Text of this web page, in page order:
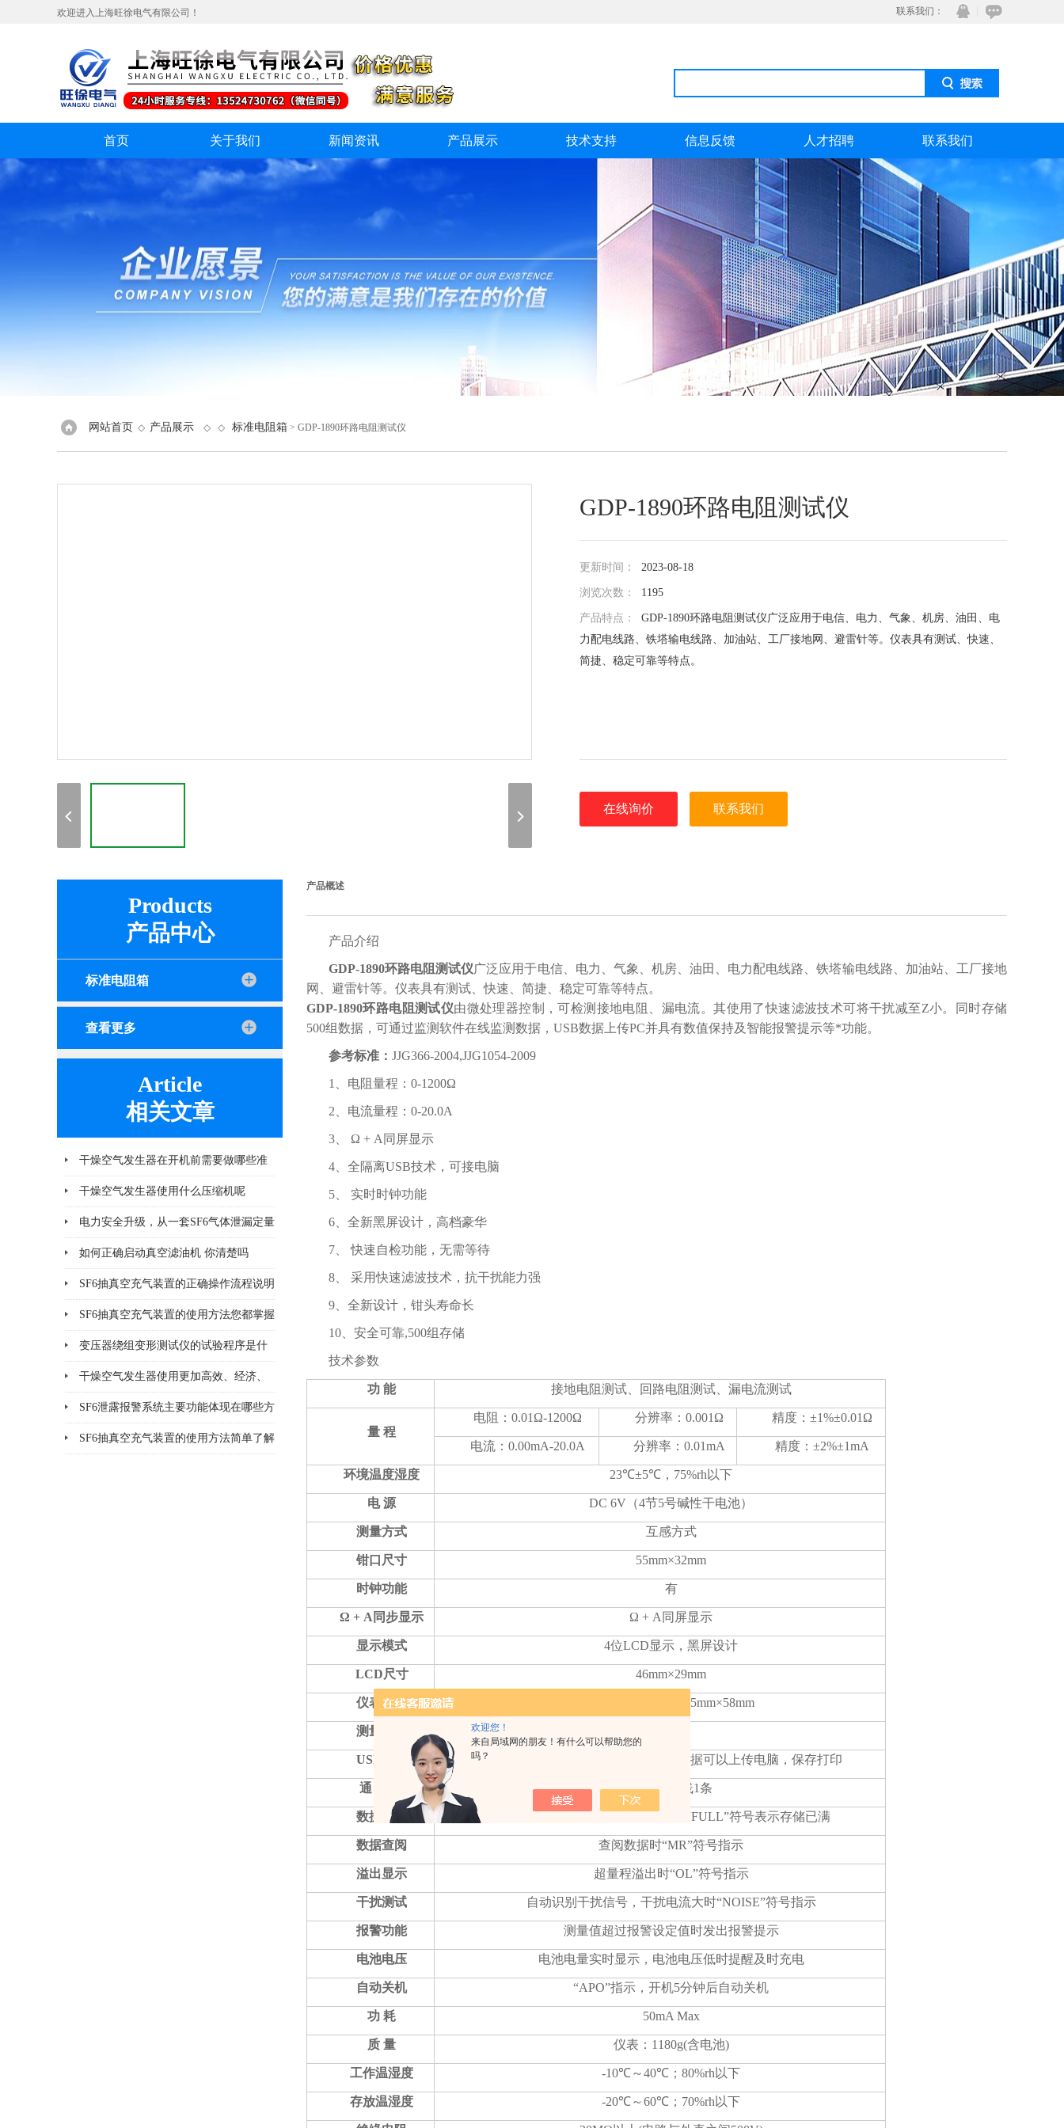
欢迎您！
来自局域网的朋友！有什么可以帮助您的
吗？
欢迎进入上海旺徐电气有限公司！ 联系我们：
在线咨
QQ
首页 关于我们 新闻资讯 产品展示 技术支持 信息反馈 人才招聘 联系我们
网站首页 ◇ 产品展示 ◇ ◇ 标准电阻箱 > GDP-1890环路电阻测试仪
GDP-1890环路电阻测试仪
更新时间： 2023-08-18
浏览次数： 1195
产品特点： GDP-1890环路电阻测试仪广泛应用于电信、电力、气象、机房、油田、电
力配电线路、铁塔输电线路、加油站、工厂接地网、避雷针等。仪表具有测试、快速、
简捷、稳定可靠等特点。
在线询价 联系我们
Products
产品中心
标准电阻箱
查看更多
Article
相关文章
干燥空气发生器在开机前需要做哪些准
备工作
干燥空气发生器使用什么压缩机呢
电力安全升级，从一套SF6气体泄漏定量
监控系统开始
如何正确启动真空滤油机 你清楚吗
SF6抽真空充气装置的正确操作流程说明
SF6抽真空充气装置的使用方法您都掌握
了吗
变压器绕组变形测试仪的试验程序是什
么
干燥空气发生器使用更加高效、经济、
安全、环保
SF6泄露报警系统主要功能体现在哪些方
面
SF6抽真空充气装置的使用方法简单了解
产品概述
产品介绍
GDP-1890环路电阻测试仪广泛应用于电信、电力、气象、机房、油田、电力配电线路、铁塔输电线路、加油站、工厂接地
网、避雷针等。仪表具有测试、快速、简捷、稳定可靠等特点。
GDP-1890环路电阻测试仪由微处理器控制，可检测接地电阻、漏电流。其使用了快速滤波技术可将干扰减至Z小。同时存储
500组数据，可通过监测软件在线监测数据，USB数据上传PC并具有数值保持及智能报警提示等*功能。
参考标准： JJG366-2004,JJG1054-2009
1、电阻量程：0-1200Ω
2、电流量程：0-20.0A
3、 Ω + A同屏显示
4、全隔离USB技术，可接电脑
5、 实时时钟功能
6、全新黑屏设计，高档豪华
7、 快速自检功能，无需等待
8、 采用快速滤波技术，抗干扰能力强
9、全新设计，钳头寿命长
10、安全可靠,500组存储
技术参数
功 能 接地电阻测试、回路电阻测试、漏电流测试
量 程
电阻：0.01Ω-1200Ω 分辨率：0.001Ω 精度：±1%±0.01Ω
电流：0.00mA-20.0A 分辨率：0.01mA 精度：±2%±1mA
环境温度湿度 23℃±5℃，75%rh以下
电 源 DC 6V（4节5号碱性干电池）
测量方式 互感方式
钳口尺寸 55mm×32mm
时钟功能 有
Ω + A同步显示 Ω + A同屏显示
显示模式 4位LCD显示，黑屏设计
LCD尺寸 46mm×29mm
仪表尺寸 长宽高：285mm×85mm×58mm
测量时间
USB接口 具有USB接口，软件监控，存储数据可以上传电脑，保存打印
通 讯 线 USB通讯线1条
数据存储 500组，“MEM”存储指示，显示“FULL”符号表示存储已满
数据查阅 查阅数据时“MR”符号指示
溢出显示 超量程溢出时“OL”符号指示
干扰测试 自动识别干扰信号，干扰电流大时“NOISE”符号指示
报警功能 测量值超过报警设定值时发出报警提示
电池电压 电池电量实时显示，电池电压低时提醒及时充电
自动关机 “APO”指示，开机5分钟后自动关机
功 耗 50mA Max
质 量 仪表：1180g(含电池)
工作温湿度 -10℃～40℃；80%rh以下
存放温湿度 -20℃～60℃；70%rh以下